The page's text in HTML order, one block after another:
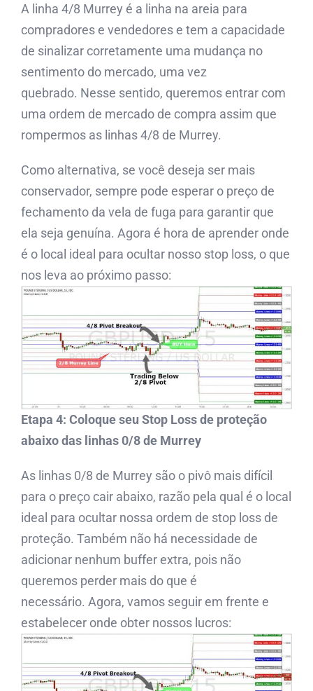
A linha 4/8 Murrey é a linha na areia para
compradores e vendedores e tem a capacidade
de sinalizar corretamente uma mudança no
sentimento do mercado, uma vez
quebrado. Nesse sentido, queremos entrar com
uma ordem de mercado de compra assim que
rompermos as linhas 4/8 de Murrey.
Como alternativa, se você deseja ser mais
conservador, sempre pode esperar o preço de
fechamento da vela de fuga para garantir que
ela seja genuína. Agora é hora de aprender onde
é o local ideal para ocultar nosso stop loss, o que
nos leva ao próximo passo:
Etapa 4: Coloque seu Stop Loss de proteção
abaixo das linhas 0/8 de Murrey
As linhas 0/8 de Murrey são o pivô mais difícil
para o preço cair abaixo, razão pela qual é o local
ideal para ocultar nossa ordem de stop loss de
proteção. Também não há necessidade de
adicionar nenhum buffer extra, pois não
queremos perder mais do que é
necessário. Agora, vamos seguir em frente e
estabelecer onde obter nossos lucros: